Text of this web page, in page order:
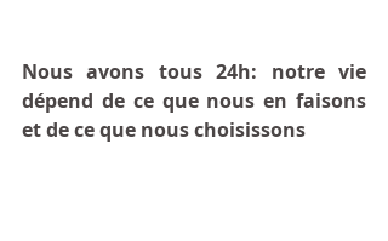
Nous avons tous 24h: notre vie
dépend de ce que nous en faisons
et de ce que nous choisissons